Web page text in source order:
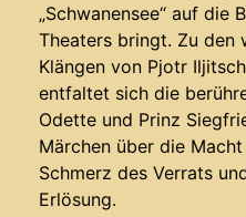
„Schwanensee“ auf die
Theaters bringt. Zu den
Klängen von Pjotr
entfaltet sich die
Odette und Prinz
Märchen über die
Schmerz des Verrats
Erlösung.